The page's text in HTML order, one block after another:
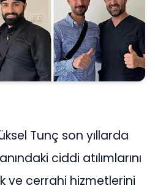
Tunç son yıllarda
ciddi atılımlarını
ve cerrahi hizmetlerini